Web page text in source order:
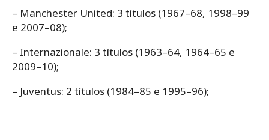
– Manchester United: 3 títulos (1967–68, 1998–99
e 2007–08);
– Internazionale: 3 títulos (1963–64, 1964–65 e
2009–10);
– Juventus: 2 títulos (1984–85 e 1995–96);